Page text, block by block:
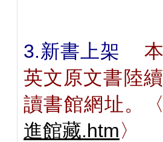
3.新書上架
英文原文書陸
讀書館網址。
進館藏.htm〉